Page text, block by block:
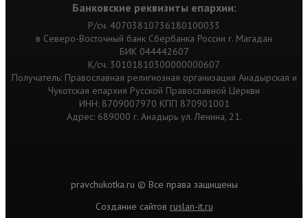
Банковские реквизиты епархии:
Р/сч. 40703810736180100033
в Северо-Восточный банк Сбербанка России г. Магадан
БИК 044442607
К/сч. 30101810300000000607
Получатель: Православная религиозная организация Анадырская и
Чукотская епархия Русской Православной Церкви
ИНН: 8709007970 КПП 870901001
Адрес: 689000 г. Анадырь ул. Ленина, 21.
pravchukotka.ru © Все права защищены
Cоздание сайтов ruslan-it.ru